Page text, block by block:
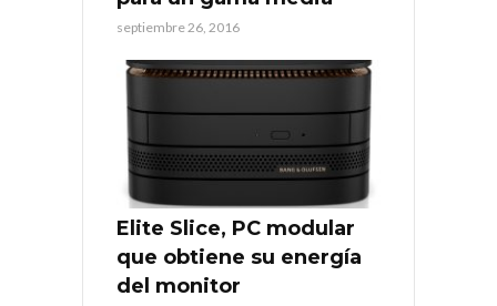
septiembre 26, 2016
Elite Slice, PC modular
que obtiene su energía
del monitor